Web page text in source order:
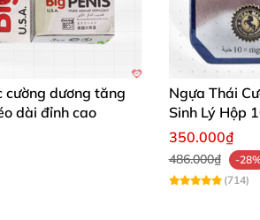
toàn, dễ uống, hiệu quả nhanh
nay để khẳng định đẳng cấp
tình và sản phẩm chính hãng chất
cường dương tăng
dài đỉnh cao
Ngựa Thái
Sinh Lý Hộp
350.000₫
486.000₫
-
(714)